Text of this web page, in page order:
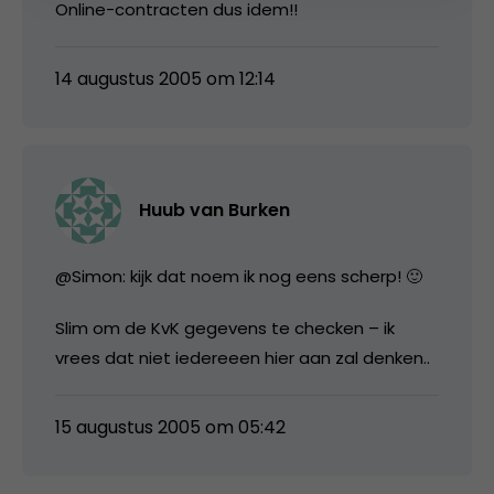
Online-contracten dus idem!!
14 augustus 2005 om 12:14
Huub van Burken
@Simon: kijk dat noem ik nog eens scherp! 🙂
Slim om de KvK gegevens te checken – ik
vrees dat niet iedereeen hier aan zal denken..
15 augustus 2005 om 05:42